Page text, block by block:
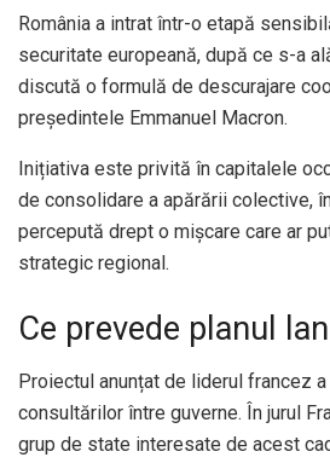
România a intrat într-o etapă
securitate europeană, după ce s-a
discută o formulă de descurajare
președintele Emmanuel Macron.
Inițiativa este privită în capitalele
de consolidare a apărării colective,
percepută drept o mișcare care ar
strategic regional.
Ce prevede planul
Proiectul anunțat de liderul francez
consultărilor între guverne. În jurul
grup de state interesate de acest